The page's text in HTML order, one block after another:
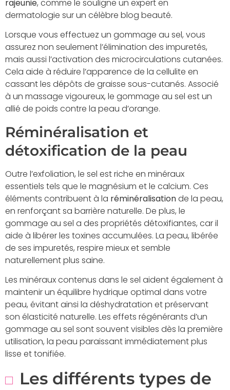
rajeunie, comme le souligne un expert en
dermatologie sur un célèbre blog beauté.
Lorsque vous effectuez un gommage au sel, vous
assurez non seulement l’élimination des impuretés,
mais aussi l’activation des microcirculations cutanées.
Cela aide à réduire l’apparence de la cellulite en
cassant les dépôts de graisse sous-cutanés. Associé
à un massage vigoureux, le gommage au sel est un
allié de poids contre la peau d’orange.
Réminéralisation et
détoxification de la peau
Outre l’exfoliation, le sel est riche en minéraux
essentiels tels que le magnésium et le calcium. Ces
éléments contribuent à la réminéralisationde la peau,
en renforçant sa barrière naturelle. De plus, le
gommage au sel a des propriétés détoxifiantes, car il
aide à libérer les toxines accumulées. La peau, libérée
de ses impuretés, respire mieux et semble
naturellement plus saine.
Les minéraux contenus dans le sel aident également à
maintenir un équilibre hydrique optimal dans votre
peau, évitant ainsi la déshydratation et préservant
son élasticité naturelle. Les effets régénérants d’un
gommage au sel sont souvent visibles dès la première
utilisation, la peau paraissant immédiatement plus
lisse et tonifiée.
Les différents types de